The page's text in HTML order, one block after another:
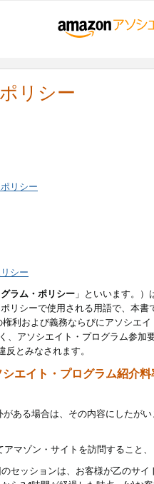
リシー
リシー
シー
ラム・ポリシー 」といいます。）
リシーで使用される用語で、本
利および義務ならびにアソシエ
、アソシエイト・プログラム参
とみなされます。
シエイト・プログラム紹介
がある場合は、その内容にしたが
マゾン・サイトを訪問すること、
セッションは、お客様が乙のサ